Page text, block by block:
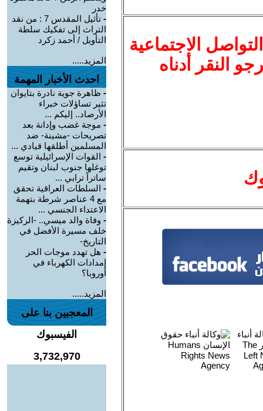
الاجتماعية
النقر أدناه
خدر
-
تأثيل المقدس 7 : من نقد
التراث إلى تفكيك سلطة
التأويل / أحمد زكرد
المزيد.....
احدث الأخبار المهمة
- ظاهرة جوية نادرة بتايوان
تثير تساؤلات خبراء
الأرصاد.. إليكم ...
- موجة غضب وإدانة بعد
تصريحات -مشينة- ضد
المسلمين أطلقها قيادي ...
- القوات الإسرائيلية توسع
توغلها جنوب لبنان وتقيم
ساتراً ترابي ...
- السلطات العراقية تحقق
مع 4 عناصر شرطة بتهمة
الاعتداء الجنسي ...
- وفاة والد ميسي.. -الركيزة
خلف مسيرة الأفضل في
التاريخ-
- هل تهدد موجات الحر
إمدادات الكهرباء في
أوروبا؟
المزيد.....
المعجبين بنا على
الفيسبوك
3,732,970